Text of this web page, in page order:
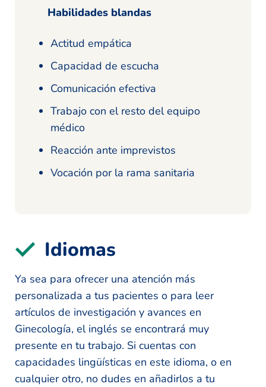
Habilidades blandas
Actitud empática
Capacidad de escucha
Comunicación efectiva
Trabajo con el resto del equipo
médico
Reacción ante imprevistos
Vocación por la rama sanitaria
Idiomas
Ya sea para ofrecer una atención más
personalizada a tus pacientes o para leer
artículos de investigación y avances en
Ginecología, el inglés se encontrará muy
presente en tu trabajo. Si cuentas con
capacidades lingüísticas en este idioma, o en
cualquier otro, no dudes en añadirlos a tu